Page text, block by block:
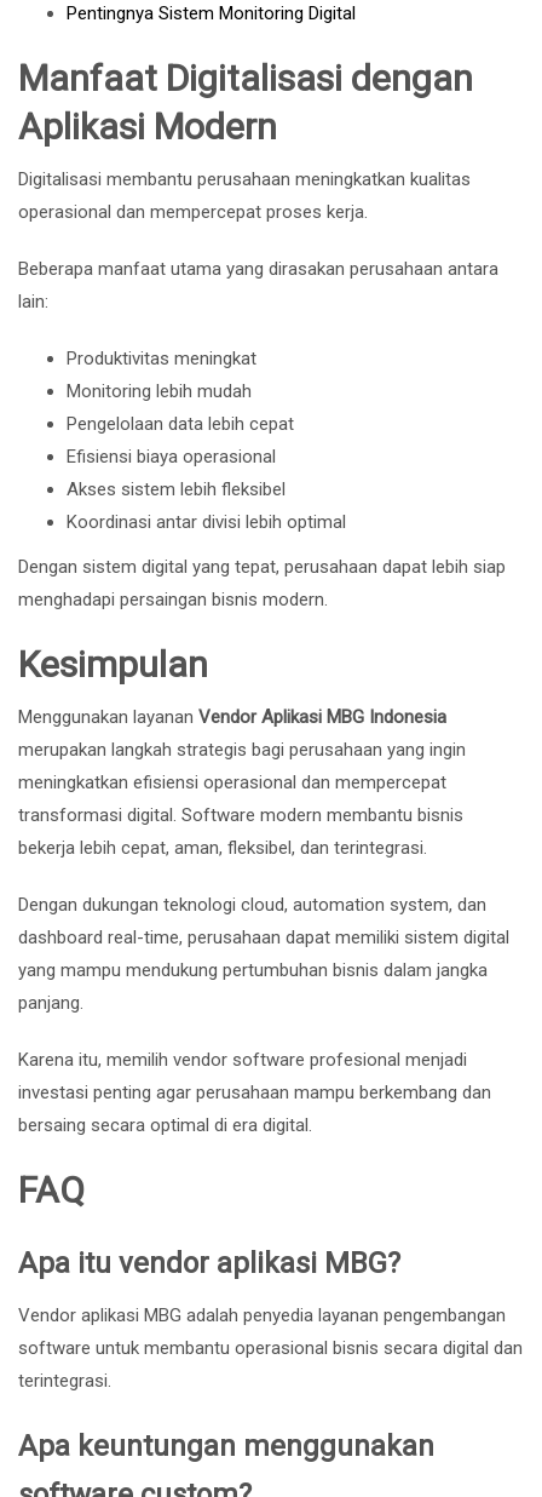
Pentingnya Sistem Monitoring Digital
Manfaat Digitalisasi dengan
Aplikasi Modern
Digitalisasi membantu perusahaan meningkatkan kualitas
operasional dan mempercepat proses kerja.
Beberapa manfaat utama yang dirasakan perusahaan antara
lain:
Produktivitas meningkat
Monitoring lebih mudah
Pengelolaan data lebih cepat
Efisiensi biaya operasional
Akses sistem lebih fleksibel
Koordinasi antar divisi lebih optimal
Dengan sistem digital yang tepat, perusahaan dapat lebih siap
menghadapi persaingan bisnis modern.
Kesimpulan
Menggunakan layanan Vendor Aplikasi MBG Indonesia
merupakan langkah strategis bagi perusahaan yang ingin
meningkatkan efisiensi operasional dan mempercepat
transformasi digital. Software modern membantu bisnis
bekerja lebih cepat, aman, fleksibel, dan terintegrasi.
Dengan dukungan teknologi cloud, automation system, dan
dashboard real-time, perusahaan dapat memiliki sistem digital
yang mampu mendukung pertumbuhan bisnis dalam jangka
panjang.
Karena itu, memilih vendor software profesional menjadi
investasi penting agar perusahaan mampu berkembang dan
bersaing secara optimal di era digital.
FAQ
Apa itu vendor aplikasi MBG?
Vendor aplikasi MBG adalah penyedia layanan pengembangan
software untuk membantu operasional bisnis secara digital dan
terintegrasi.
Apa keuntungan menggunakan